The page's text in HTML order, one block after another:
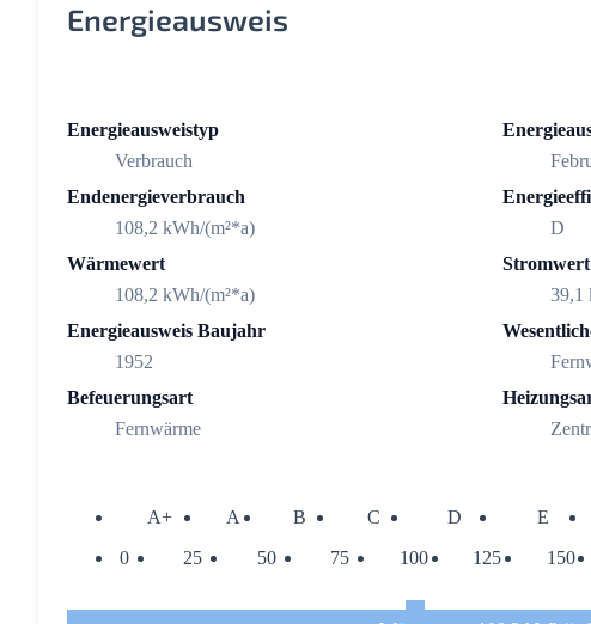
Energieausweis
Energieausweistyp
Verbrauch
Endenergieverbrauch
108,2 kWh/(m²*a)
D
Wärmewert
108,2 kWh/(m²*a)
Stromwert
39,1
Energieausweis Baujahr
1952
Befeuerungsart
Fernwärme
A+ A B C D E
0
25 50 75 100 125 150